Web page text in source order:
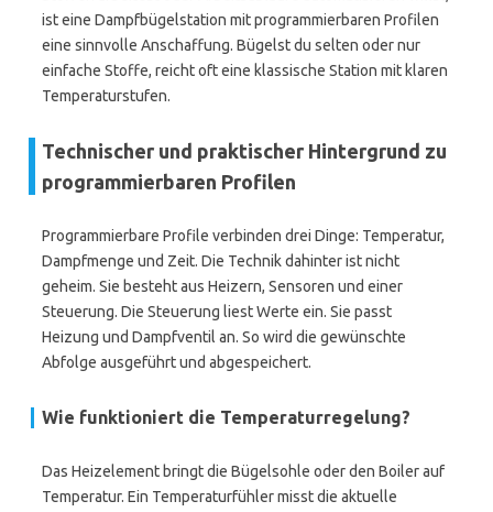
ist eine Dampfbügelstation mit programmierbaren Profilen
eine sinnvolle Anschaffung. Bügelst du selten oder nur
einfache Stoffe, reicht oft eine klassische Station mit klaren
Temperaturstufen.
Technischer und praktischer Hintergrund zu
programmierbaren Profilen
Programmierbare Profile verbinden drei Dinge: Temperatur,
Dampfmenge und Zeit. Die Technik dahinter ist nicht
geheim. Sie besteht aus Heizern, Sensoren und einer
Steuerung. Die Steuerung liest Werte ein. Sie passt
Heizung und Dampfventil an. So wird die gewünschte
Abfolge ausgeführt und abgespeichert.
Wie funktioniert die Temperaturregelung?
Das Heizelement bringt die Bügelsohle oder den Boiler auf
Temperatur. Ein Temperaturfühler misst die aktuelle